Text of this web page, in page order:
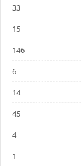
33
15
146
6
14
45
4
1